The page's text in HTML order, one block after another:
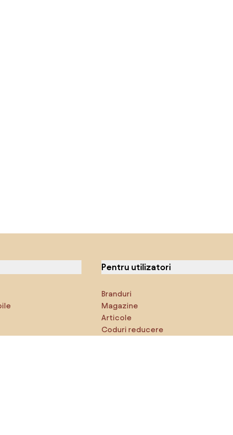
Pentru utilizatori
Branduri
Magazine
Articole
Coduri reducere